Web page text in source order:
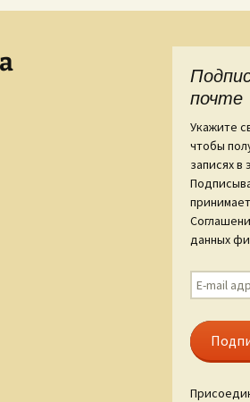
Чехова
О моих книгах
Псалмы Веры Горт
Палитра нашей речи
По следам «Слова о
полку Игореве»
Слагаемые стиха
почте
Укажите
чтобы
записях в
данных
E-
mail